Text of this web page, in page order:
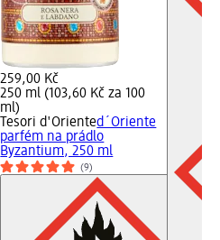
259,00 Kč
250 ml (103,60 Kč za 100
ml)
Tesori d'Oriented´Oriente
parfém na prádlo
Byzantium, 250 ml
(9)